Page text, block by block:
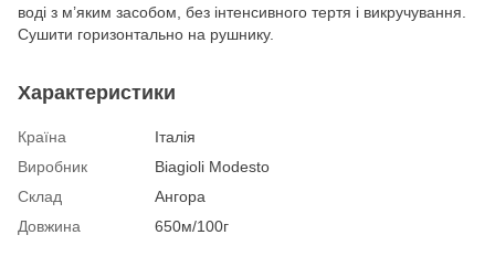
воді з м’яким засобом, без інтенсивного тертя і викручування.
Сушити горизонтально на рушнику.
Характеристики
Країна
Італія
Виробник
Biagioli Modesto
Склад
Ангора
Довжина
650м/100г